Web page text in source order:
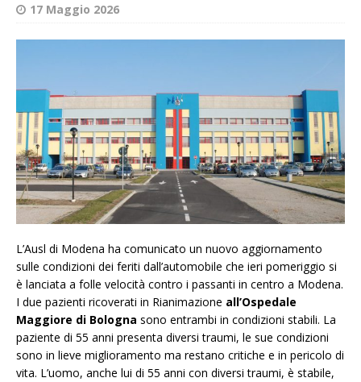
17 Maggio 2026
L’Ausl di Modena ha comunicato un nuovo aggiornamento
sulle condizioni dei feriti dall’automobile che ieri pomeriggio si
è lanciata a folle velocità contro i passanti in centro a Modena.
I due pazienti ricoverati in Rianimazione all’Ospedale
Maggiore di Bologna sono entrambi in condizioni stabili. La
paziente di 55 anni presenta diversi traumi, le sue condizioni
sono in lieve miglioramento ma restano critiche e in pericolo di
vita. L’uomo, anche lui di 55 anni con diversi traumi, è stabile,